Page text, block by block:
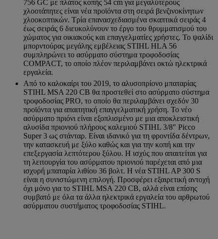
756 GC με πλάτος κοπής 54 cm για μεγαλύτερους
χλοοτάπητες είναι νέα προϊόντα στη σειρά βενζινοκίνητων
χλοοκοπτικών. Τρία επανασχεδιασμένα σκαπτικά σειράς 4
έως σειράς 6 διευκολύνουν το έργο του θρυμματισμού του
χώματος για οικιακούς και επαγγελματίες χρήστες. Το ψαλίδι
μπορντούρας μεγάλης εμβέλειας STIHL HLA 56
συμπληρώνει το ασύρματο σύστημα τροφοδοσίας
COMPACT, το οποίο πλέον περιλαμβάνει οκτώ ηλεκτρικά
εργαλεία.
Από το καλοκαίρι του 2019, το αλυσοπρίονο μπαταρίας
STIHL MSA 220 CB θα προστεθεί στο ασύρματο σύστημα
τροφοδοσίας PRO, το οποίο θα περιλαμβάνει σχεδόν 30
προϊόντα για απαιτητική επαγγελματική χρήση. Το νέο
ασύρματο πριόνι είναι εξοπλισμένο με μια αποκλειστική
αλυσίδα πριονιού πλήρους καλεμιού STIHL 3/8" Picco
Super 3 ως στάνταρ. Είναι ιδανικό για τη φροντίδα δέντρων,
την κατασκευή με ξύλο καθώς και για την κοπή και την
επεξεργασία λεπτότερου ξύλου. Η ισχύς που απαιτείται για
τη λειτουργία του ασύρματου πριονιού παρέχεται από μια
ισχυρή μπαταρία λιθίου 36 βολτ. Η νέα STIHL AP 300 S
είναι η συνιστώμενη επιλογή. Προσφέρει εξαιρετική αντοχή
όχι μόνο για το STIHL MSA 220 CB, αλλά είναι επίσης
συμβατό με όλα τα άλλα ηλεκτρικά εργαλεία του αρθρωτού
ασύρματου συστήματος τροφοδοσίας STIHL.